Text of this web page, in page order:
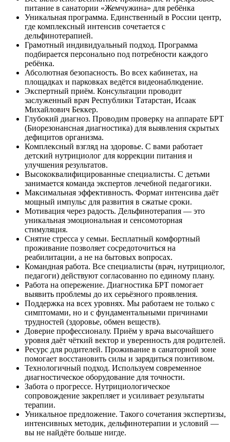
питание в санатории «Жемчужина» для ребёнка
Уникальная программа. Единственный в России центр,
где комплексный интенсив сочетается с
дельфинотерапией.
Грамотный индивидуальный подход. Программа
подбирается персонально под потребности каждого
ребёнка.
Абсолютная безопасность. Во всех кабинетах, на
площадках и парковках ведётся видеонаблюдение.
Экспертный приём. Консультации проводит
заслуженный врач Республики Татарстан, Исаак
Михайлович Беккер.
Глубокий диагноз. Проводим проверку на аппарате БРТ
(Биорезонансная диагностика) для выявления скрытых
дефицитов организма.
Комплексный взгляд на здоровье. С вами работает
детский нутрициолог для коррекции питания и
улучшения результатов.
Высококвалифицированные специалисты. С детьми
занимается команда экспертов лечебной педагогики.
Максимальная эффективность. Формат интенсива даёт
мощный импульс для развития в сжатые сроки.
Мотивация через радость. Дельфинотерапия — это
уникальная эмоциональная и сенсомоторная
стимуляция.
Снятие стресса у семьи. Бесплатный комфортный
проживание позволяет сосредоточиться на
реабилитации, а не на бытовых вопросах.
Командная работа. Все специалисты (врач, нутрициолог,
педагоги) действуют согласованно по единому плану.
Работа на опережение. Диагностика БРТ помогает
выявить проблемы до их серьёзного проявления.
Поддержка на всех уровнях. Мы работаем не только с
симптомами, но и с фундаментальными причинами
трудностей (здоровье, обмен веществ).
Доверие профессионалу. Приём у врача высочайшего
уровня даёт чёткий вектор и уверенность для родителей.
Ресурс для родителей. Проживание в санаторной зоне
помогает восстановить силы и зарядиться позитивом.
Технологичный подход. Используем современное
диагностическое оборудование для точности.
Забота о прогрессе. Нутрициологическое
сопровождение закрепляет и усиливает результаты
терапии.
Уникальное предложение. Такого сочетания экспертизы,
интенсивных методик, дельфинотерапии и условий —
вы не найдёте больше нигде.